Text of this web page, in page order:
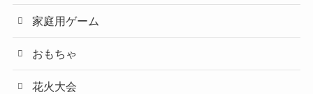
家庭用ゲーム
おもちゃ
花火大会